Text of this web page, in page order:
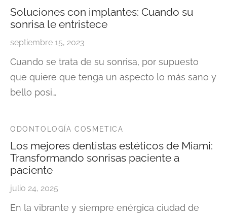
Soluciones con implantes: Cuando su
sonrisa le entristece
septiembre 15, 2023
Cuando se trata de su sonrisa, por supuesto
que quiere que tenga un aspecto lo más sano y
bello posi…
ODONTOLOGÍA COSMETICA
Los mejores dentistas estéticos de Miami:
Transformando sonrisas paciente a
paciente
julio 24, 2025
En la vibrante y siempre enérgica ciudad de